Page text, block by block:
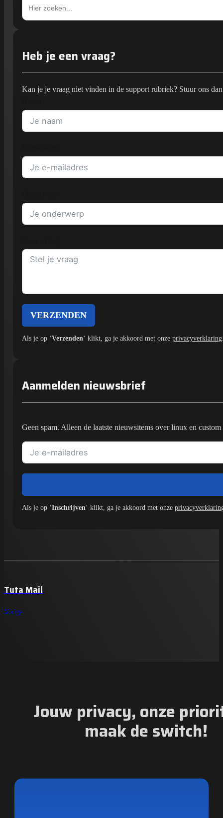
naar:
Heb je een vraag?
Kan je je vraag niet vinden in de support rubriek? Stuur ons
VERZENDEN
Als je op ‘Verzenden‘ klikt, ga je akkoord met onze
Aanmelden nieuwsbrief
Geen spam. Alleen de laatste nieuwsitems over linux en
Als je op ‘Inschrijven‘ klikt, ga je akkoord met onze
Vorige
Tuta Mail
Jouw privacy, onze
maak de switch!